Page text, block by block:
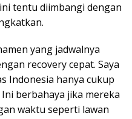
tentu diimbangi dengan
yang jadwalnya
recovery cepat. Saya
Indonesia hanya cukup
berbahaya jika mereka
waktu seperti lawan